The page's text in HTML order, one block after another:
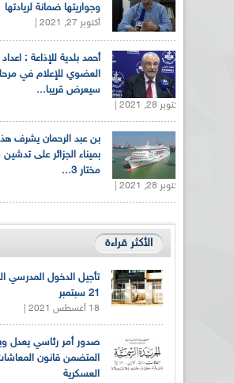
وجواريتها ضمانة لريادتها
أكتوبر 27, 2021 |
أحمد بلدية للإذاعة :
العضوي للإعلام في
سيعرض قريبا...
أكتوبر 28, 2021 |
بن عبد الرحمان يشرف
بميناء الجزائر على
مختار 3...
أكتوبر 28, 2021 |
الأكثر قراءة
تأجيل الدخول المدرسي
21 سبتمبر
18 أغسطس 2021 |
صدور أمر رئاسي يعدل
المتضمن قانون
العسكرية